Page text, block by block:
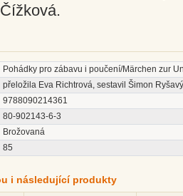
Pohádky pro zábavu i poučení/Märchen zur
přeložila Eva Richtrová, sestavil Šimon
9788090214361
80-902143-6-3
Brožovaná
85
i následující produkty